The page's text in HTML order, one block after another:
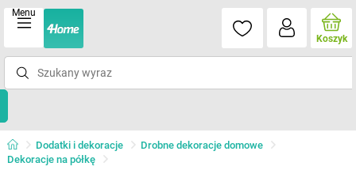
Menu
Koszyk
Dodatki i dekoracje
Drobne dekoracje domowe
Dekoracje na półkę